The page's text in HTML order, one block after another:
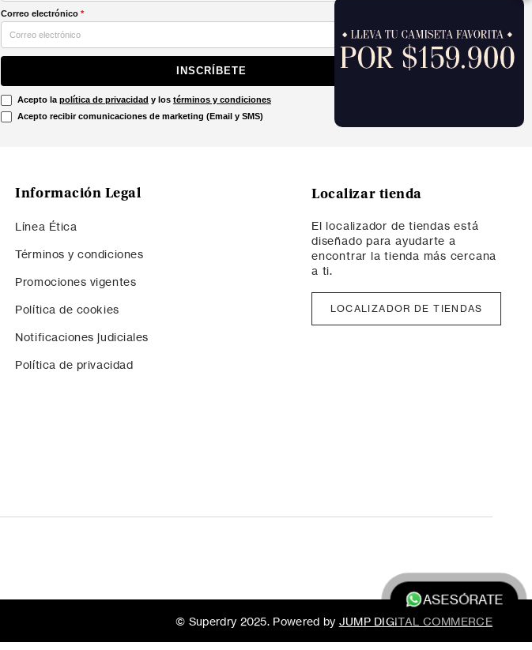
ASESÓRATE
Correo electrónico *
INSCRÍBETE
Acepto la política de privacidad y los términos y condiciones
Acepto recibir comunicaciones de marketing (Email y SMS)
Información Legal
Línea Ética
Términos y condiciones
Promociones vigentes
Política de cookies
Notificaciones judiciales
Política de privacidad
Localizar tienda
El localizador de tiendas está
diseñado para ayudarte a
encontrar la tienda más cercana
a ti.
LOCALIZADOR DE TIENDAS
© Superdry 2025. Powered by JUMP DIGITAL COMMERCE